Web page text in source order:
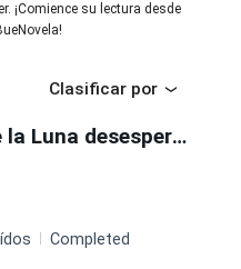
¡Comience su lectura desde
Clasificar por
Venganza de la Luna desesperada
Completed